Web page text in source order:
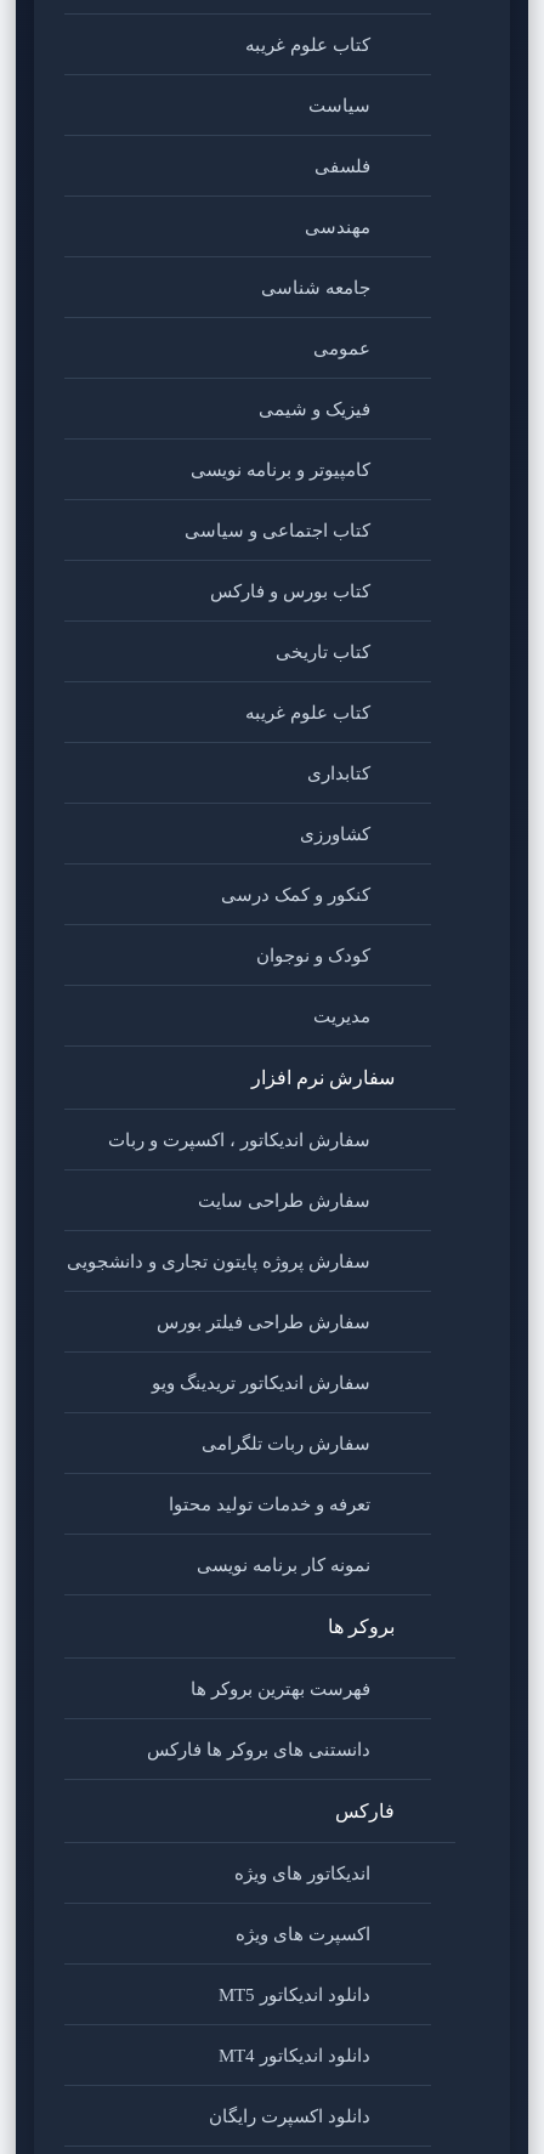
کتاب علوم غریبه
سیاست
فلسفی
مهندسی
جامعه شناسی
عمومی
فیزیک و شیمی
کامپیوتر و برنامه نویسی
کتاب اجتماعی و سیاسی
کتاب بورس و فارکس
کتاب تاریخی
کتاب علوم غریبه
کتابداری
کشاورزی
کنکور و کمک‌ درسی
کودک و نوجوان
مدیریت
سفارش نرم افزار
سفارش اندیکاتور ، اکسپرت و ربات
سفارش طراحی سایت
سفارش پروژه پایتون تجاری و دانشجویی
سفارش طراحی فیلتر بورس
سفارش اندیکاتور تریدینگ ویو
سفارش ربات تلگرامی
تعرفه و خدمات تولید محتوا
نمونه کار برنامه نویسی
بروکر ها
فهرست بهترین بروکر ها
دانستنی های بروکر ها فارکس
فارکس
اندیکاتور های ویژه
اکسپرت های ویژه
دانلود اندیکاتور MT5
دانلود اندیکاتور MT4
دانلود اکسپرت رایگان